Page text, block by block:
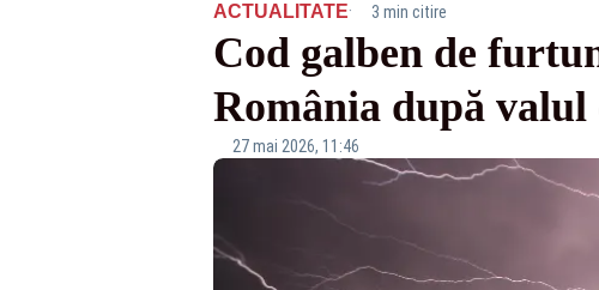
ACTUALITATE· 3 min citire
Cod galben de
România după
27 mai 2026, 11:46